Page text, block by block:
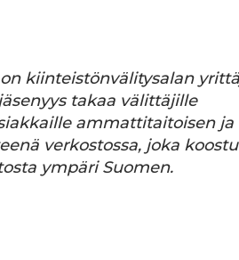
kiinteistönvälitysalan
takaa välittäjille
ammattitaitoisen ja
verkostossa, joka
ympäri Suomen.